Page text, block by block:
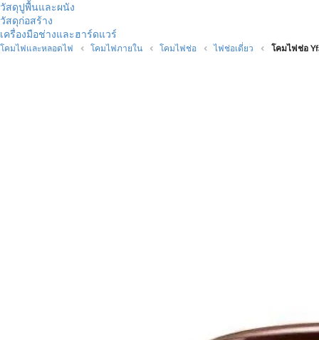
วัสดุปูพื้นและผนัง
วัสดุก่อสร้าง
เครื่องมือช่างและฮาร์ดแวร์
โคมไฟและหลอดไฟ โคมไฟภายใน โคมไฟช่อ ไฟช่อเดี่ยว โคมไฟช่อ